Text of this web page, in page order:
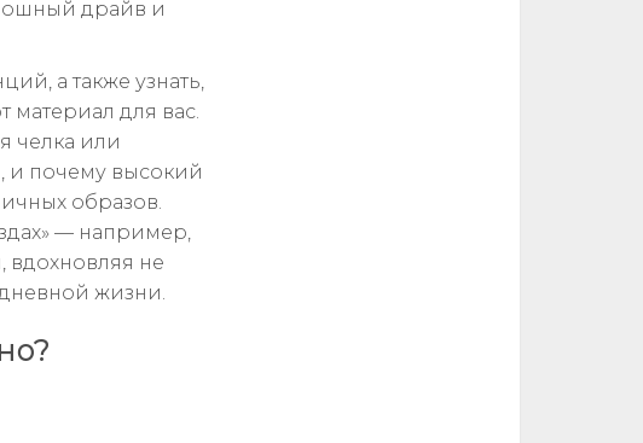
драйв и
а также узнать,
материал для вас.
челка или
и почему высокий
образов.
— например,
вдохновляя не
жизни.